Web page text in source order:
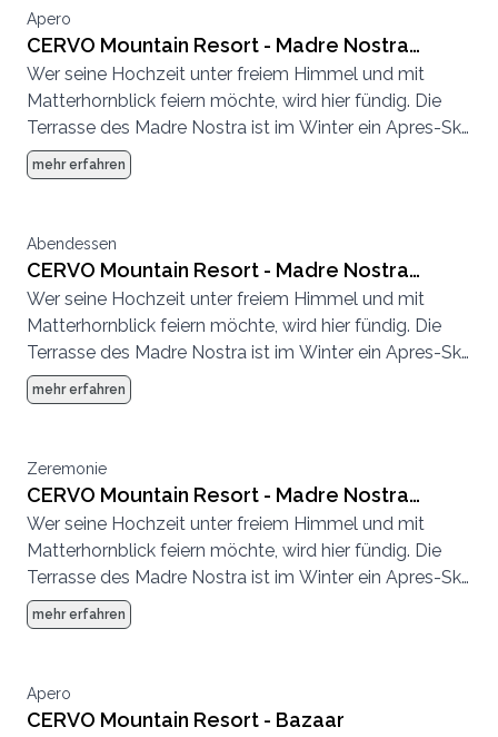
Apero
CERVO Mountain Resort - Madre Nostra
Terrasse und Deck
Wer seine Hochzeit unter freiem Himmel und mit
Matterhornblick feiern möchte, wird hier fündig. Die
Terrasse des Madre Nostra ist im Winter ein Apres-Ski
Hotspot und im Sommer eine entspannte
Sonnenterrasse.
mehr erfahren
Abendessen
CERVO Mountain Resort - Madre Nostra
Terrasse und Deck
Wer seine Hochzeit unter freiem Himmel und mit
Matterhornblick feiern möchte, wird hier fündig. Die
Terrasse des Madre Nostra ist im Winter ein Apres-Ski
Hotspot und im Sommer eine entspannte
Sonnenterrasse.
mehr erfahren
Zeremonie
CERVO Mountain Resort - Madre Nostra
Terrasse und Deck
Wer seine Hochzeit unter freiem Himmel und mit
Matterhornblick feiern möchte, wird hier fündig. Die
Terrasse des Madre Nostra ist im Winter ein Apres-Ski
Hotspot und im Sommer eine entspannte
Sonnenterrasse.
mehr erfahren
Apero
CERVO Mountain Resort - Bazaar